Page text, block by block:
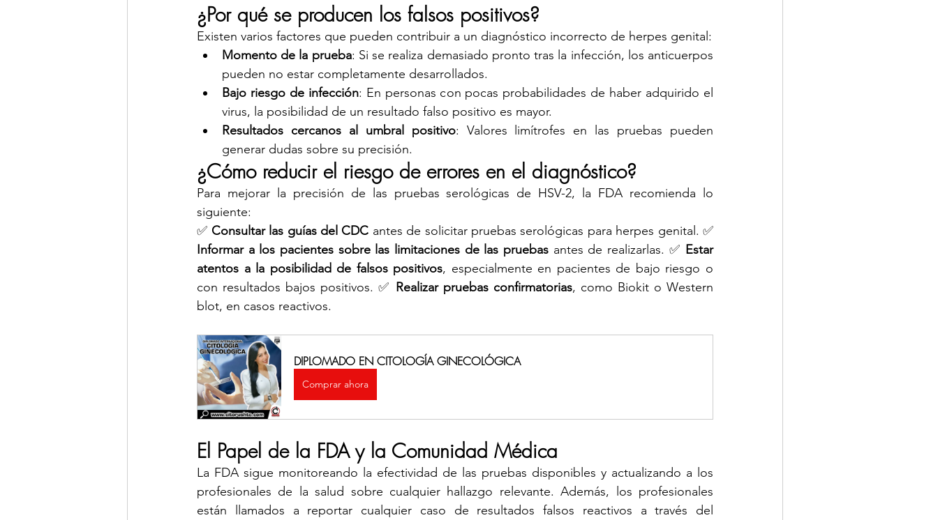
¿Por qué se producen los falsos positivos?
Existen varios factores que pueden contribuir a un diagnóstico incorrecto de herpes genital:
Momento de la prueba: Si se realiza demasiado pronto tras la infección, los anticuerpos
pueden no estar completamente desarrollados.
Bajo riesgo de infección: En personas con pocas probabilidades de haber adquirido el
virus, la posibilidad de un resultado falso positivo es mayor.
Resultados cercanos al umbral positivo: Valores limítrofes en las pruebas pueden
generar dudas sobre su precisión.
¿Cómo reducir el riesgo de errores en el diagnóstico?
Para mejorar la precisión de las pruebas serológicas de HSV-2, la FDA recomienda lo
siguiente:
✅ Consultar las guías del CDC
Informar a los pacientes sobre las limitaciones de las pruebas antes de realizarlas. ✅ Estar
atentos a la posibilidad de falsos positivos, especialmente en pacientes de bajo riesgo o
con resultados bajos positivos. ✅ Realizar pruebas confirmatorias, como Biokit o Western
blot, en casos reactivos.
DIPLOMADO EN CITOLOGÍA GINECOLÓGICA
Comprar ahora
El Papel de la FDA y la Comunidad Médica
La FDA sigue monitoreando la efectividad de las pruebas disponibles y actualizando a los
profesionales de la salud sobre cualquier hallazgo relevante. Además, los profesionales
están llamados a reportar cualquier caso de resultados falsos reactivos a través del